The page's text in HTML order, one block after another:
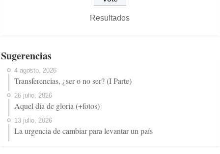
Resultados
Sugerencias
4 agosto, 2026
Transferencias, ¿ser o no ser? (I Parte)
26 julio, 2026
Aquel día de gloria (+fotos)
13 julio, 2026
La urgencia de cambiar para levantar un país